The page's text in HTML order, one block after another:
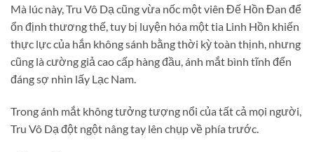
Mà lúc này, Tru Vô Dạ cũng vừa nốc một viên Đế Hồn Đan để
ổn định thương thế, tuy bị luyện hóa một tia Linh Hồn khiến
thực lực của hắn không sánh bằng thời kỳ toàn thịnh, nhưng
cũng là cường giả cao cấp hàng đầu, ánh mắt bình tĩnh đến
đáng sợ nhìn lấy Lạc Nam.
Trong ánh mắt không tưởng tượng nổi của tất cả mọi người,
Tru Vô Dạ đột ngột nâng tay lên chụp về phía trước.